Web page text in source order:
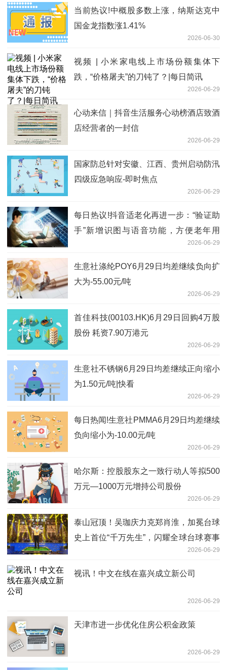
当前热议!中概股多数上涨，纳斯达克中
国金龙指数涨1.41%
2026-06-30
视频 | 小米家电线上市场份额集体下
跌，“价格屠夫”的刀钝了？|每日简讯
2026-06-29
心动来信｜抖音生活服务心动榜酒店致酒
店经营者的一封信
2026-06-29
国家防总针对安徽、江西、贵州启动防汛
四级应急响应-即时焦点
2026-06-29
每日热议!抖音适老化再进一步：“验证助
手”新增识图与语音功能，方便老年用
2026-06-29
生意社涤纶POY6月29日均差继续负向扩
大为-55.00元/吨
2026-06-29
首佳科技(00103.HK)6月29日回购4万股
股份 耗资7.90万港元
2026-06-29
生意社不锈钢6月29日均差继续正向缩小
为1.50元/吨|快看
2026-06-29
每日热闻!生意社PMMA6月29日均差继续
负向缩小为-10.00元/吨
2026-06-29
哈尔斯：控股股东之一致行动人等拟500
万元—1000万元增持公司股份
2026-06-29
泰山冠顶！吴珈庆力克郑肖淮，加冕台球
史上首位“千万先生”，闪耀全球台球赛事
2026-06-29
视讯！中文在线在嘉兴成立新公司
2026-06-29
天津市进一步优化住房公积金政策
2026-06-29